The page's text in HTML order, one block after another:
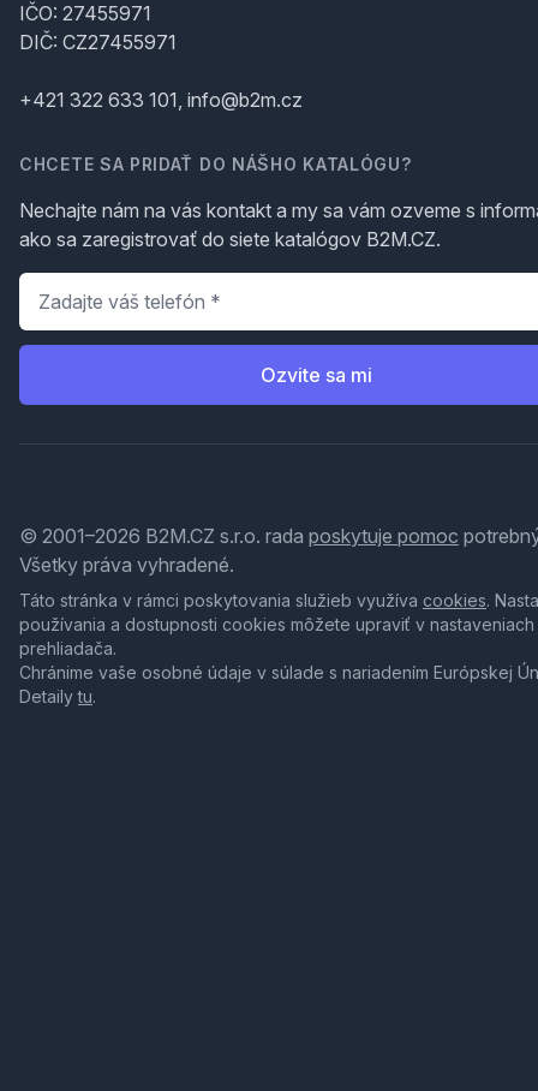
IČO: 27455971
DIČ: CZ27455971
+421 322 633 101, info@b2m.cz
CHCETE SA PRIDAŤ DO NÁŠHO KATALÓGU?
Nechajte nám na vás kontakt a my sa vám ozveme s
ako sa zaregistrovať do siete katalógov B2M.CZ.
Telefón
Ozvite sa mi
© 2001–2026 B2M.CZ s.r.o. rada poskytuje pomoc
Všetky práva vyhradené.
Táto stránka v rámci poskytovania služieb využíva cookies.
používania a dostupnosti cookies môžete upraviť v nastaveniach
prehliadača.
Chránime vaše osobné údaje v súlade s nariadením Európskej
Detailytu.